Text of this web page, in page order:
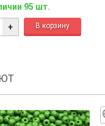
95 шт.
+